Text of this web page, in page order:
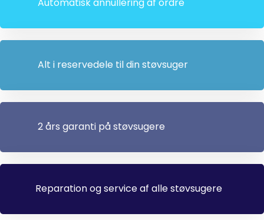
Alt i reservedele til din støvsuger
2 års garanti på støvsugere
Reparation og service af alle støvsugere